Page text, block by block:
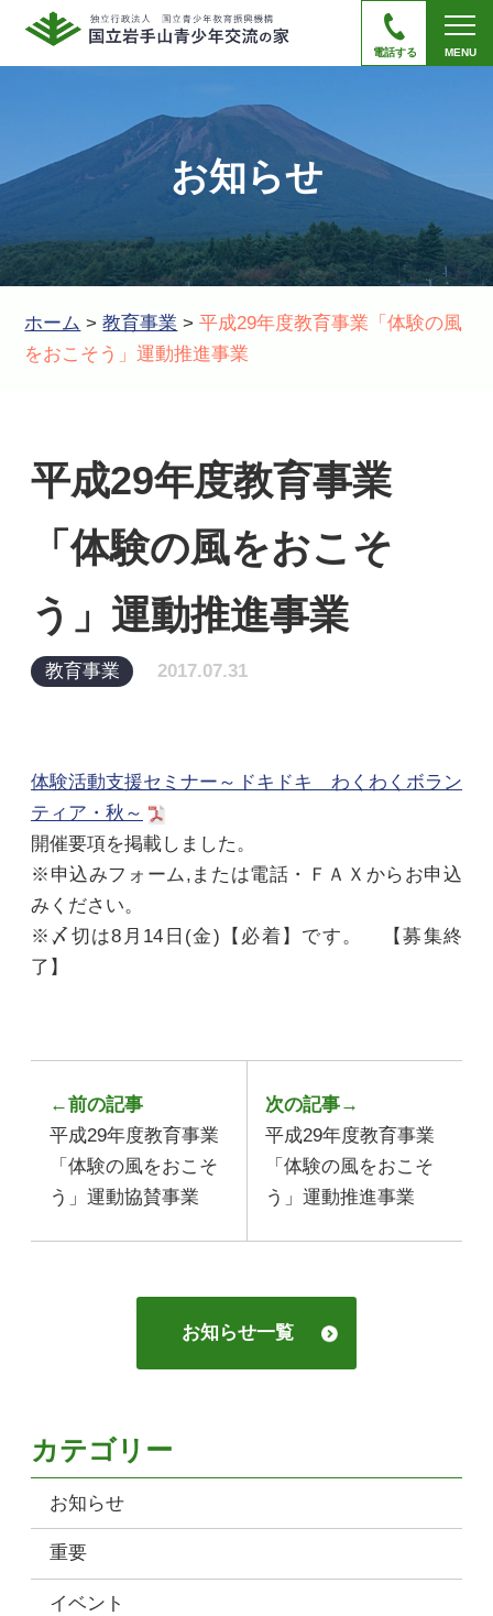
電話する MENU
お知らせ
ホーム >教育事業 >平成29年度教育事業「体験の風
をおこそう」運動推進事業
平成29年度教育事業
「体験の風をおこそ
う」運動推進事業
教育事業 2017.07.31
体験活動支援セミナー～ドキドキ わくわくボラン
ティア・秋～
開催要項を掲載しました。
※申込みフォーム,または電話・ＦＡＸからお申込
みください。
※〆切は8月14日(金)【必着】です。 【募集終
了】
←前の記事
平成29年度教育事業
「体験の風をおこそ
う」運動協賛事業
次の記事→
平成29年度教育事業
「体験の風をおこそ
う」運動推進事業
お知らせ一覧
カテゴリー
お知らせ
重要
イベント